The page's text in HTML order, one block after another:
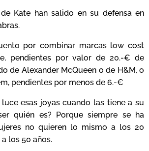
Kate han salido en su defensa en
por combinar marcas low cost
pendientes por valor de 20.-€ de
de Alexander McQueen o de H&M, o
pendientes por menos de 6.-€
esas joyas cuando las tiene a su
quién es? Porque siempre se ha
no quieren lo mismo a los 20
los 50 años.